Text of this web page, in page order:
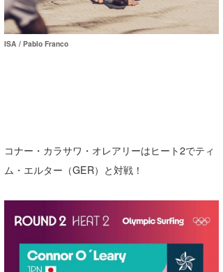
ISA / Pablo Franco
コナー・カラサワ・オレアリーはヒート2でティ
ム・エルター（GER）と対戦！